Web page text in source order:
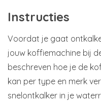
Instructies
Voordat je gaat
jouw koffiemachine bij
beschreven hoe je de
kan per type en merk
snelontkalker in je